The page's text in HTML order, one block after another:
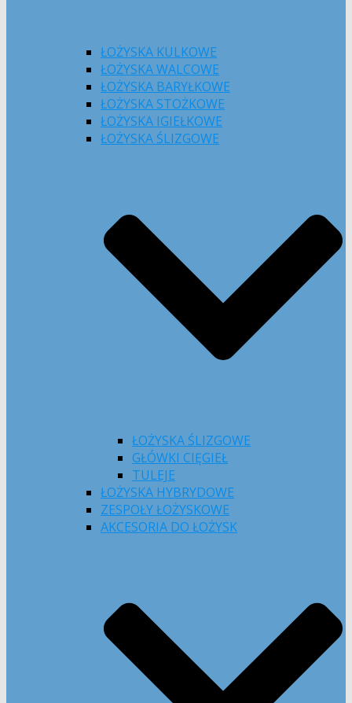
ŁOŻYSKA KULKOWE
ŁOŻYSKA WALCOWE
ŁOŻYSKA BARYŁKOWE
ŁOŻYSKA STOŻKOWE
ŁOŻYSKA IGIEŁKOWE
ŁOŻYSKA ŚLIZGOWE
ŁOŻYSKA ŚLIZGOWE
GŁÓWKI CIĘGIEŁ
TULEJE
ŁOŻYSKA HYBRYDOWE
ZESPOŁY ŁOŻYSKOWE
AKCESORIA DO ŁOŻYSK